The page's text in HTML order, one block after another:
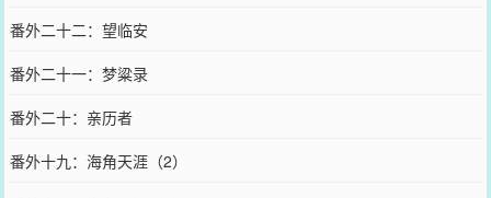
番外二十二：望临安
番外二十一：梦粱录
番外二十：亲历者
番外十九：海角天涯（2）